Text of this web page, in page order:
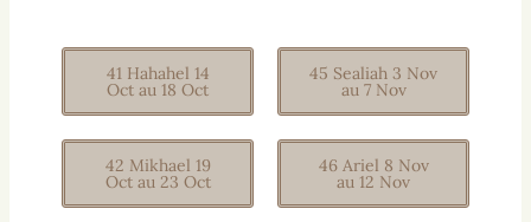
41 Hahahel 14
Oct au 18 Oct
42 Mikhael 19
Oct au 23 Oct
45 Sealiah 3 Nov
au 7 Nov
46 Ariel 8 Nov
au 12 Nov